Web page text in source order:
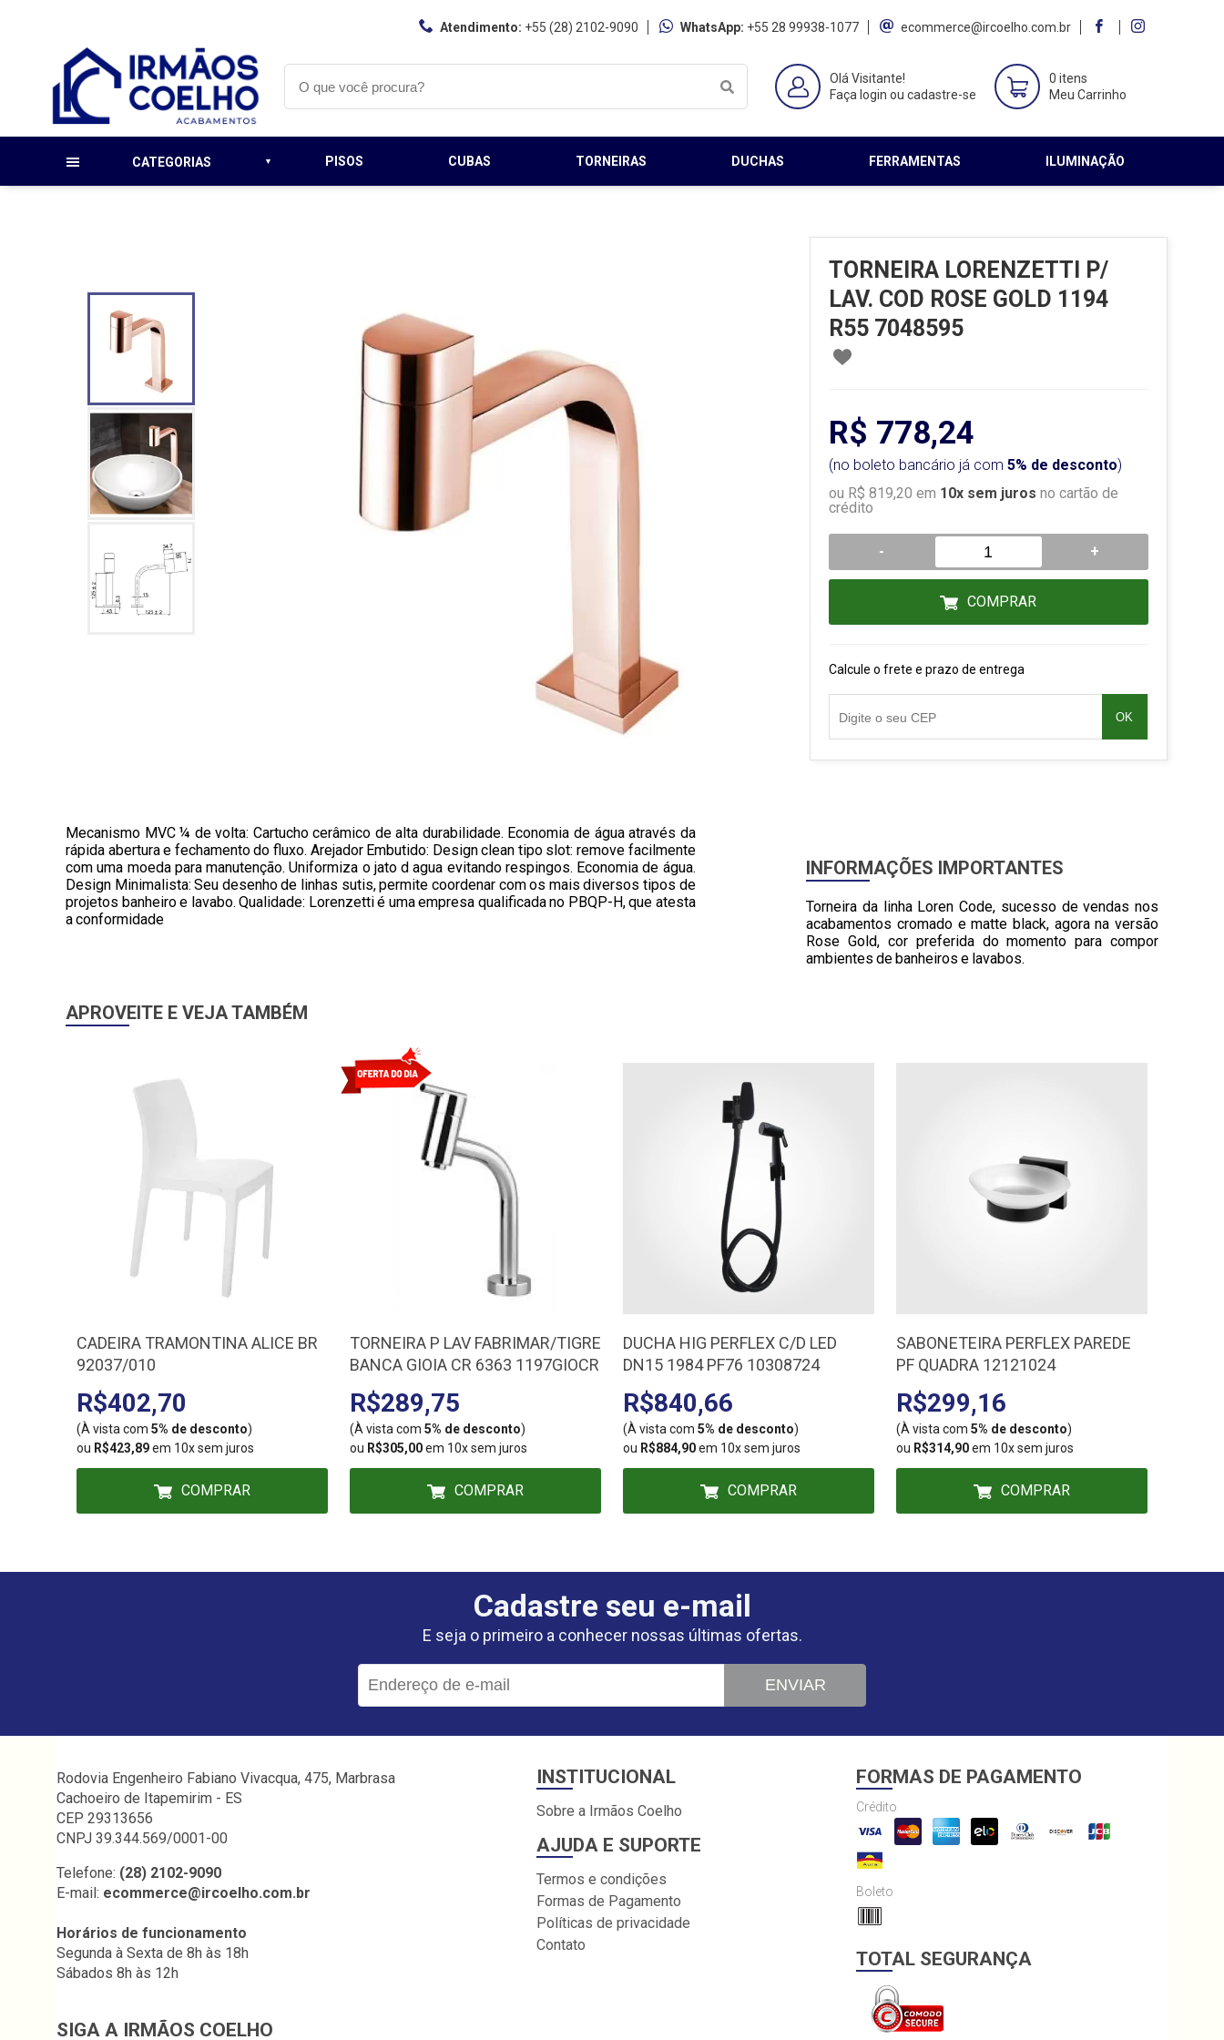
Atendimento: +55 (28) 2102-9090 WhatsApp: +55 28 99938-1077 ecommerce@ircoelho.com.br
Olá Visitante!
Faça login ou cadastre-se
0 itens
Meu Carrinho
CATEGORIAS PISOS CUBAS TORNEIRAS DUCHAS FERRAMENTAS ILUMINAÇÃO
TORNEIRA LORENZETTI P/
LAV. COD ROSE GOLD 1194
R55 7048595
R$ 778,24
(no boleto bancário já com 5% de desconto)
ou R$ 819,20 em 10x sem juros no cartão de
crédito
- +
COMPRAR
Calcule o frete e prazo de entrega
OK
Mecanismo MVC ¼ de volta: Cartucho cerâmico de alta durabilidade. Economia de água através da
rápida abertura e fechamento do fluxo. Arejador Embutido: Design clean tipo slot: remove facilmente
com uma moeda para manutenção. Uniformiza o jato d agua evitando respingos. Economia de água.
Design Minimalista: Seu desenho de linhas sutis, permite coordenar com os mais diversos tipos de
projetos banheiro e lavabo. Qualidade: Lorenzetti é uma empresa qualificada no PBQP-H, que atesta
a conformidade
INFORMAÇÕES IMPORTANTES
Torneira da linha Loren Code, sucesso de vendas nos
acabamentos cromado e matte black, agora na versão
Rose Gold, cor preferida do momento para compor
ambientes de banheiros e lavabos.
APROVEITE E VEJA TAMBÉM
CADEIRA TRAMONTINA ALICE BR
92037/010
R$402,70
(À vista com 5% de desconto)
ou R$423,89em 10x sem juros
COMPRAR
TORNEIRA P LAV FABRIMAR/TIGRE
BANCA GIOIA CR 6363 1197GIOCR
R$289,75
(À vista com 5% de desconto)
ou R$305,00em 10x sem juros
COMPRAR
DUCHA HIG PERFLEX C/D LED
DN15 1984 PF76 10308724
R$840,66
(À vista com 5% de desconto)
ou R$884,90em 10x sem juros
COMPRAR
SABONETEIRA PERFLEX PAREDE
PF QUADRA 12121024
R$299,16
(À vista com 5% de desconto)
ou R$314,90em 10x sem juros
COMPRAR
Cadastre seu e-mail
E seja o primeiro a conhecer nossas últimas ofertas.
ENVIAR
Rodovia Engenheiro Fabiano Vivacqua, 475, Marbrasa
Cachoeiro de Itapemirim - ES
CEP 29313656
CNPJ 39.344.569/0001-00
Telefone: (28) 2102-9090
E-mail: ecommerce@ircoelho.com.br
Horários de funcionamento
Segunda à Sexta de 8h às 18h
Sábados 8h às 12h
SIGA A IRMÃOS COELHO
INSTITUCIONAL
Sobre a Irmãos Coelho
AJUDA E SUPORTE
Termos e condições
Formas de Pagamento
Políticas de privacidade
Contato
FORMAS DE PAGAMENTO
Crédito
Boleto
TOTAL SEGURANÇA